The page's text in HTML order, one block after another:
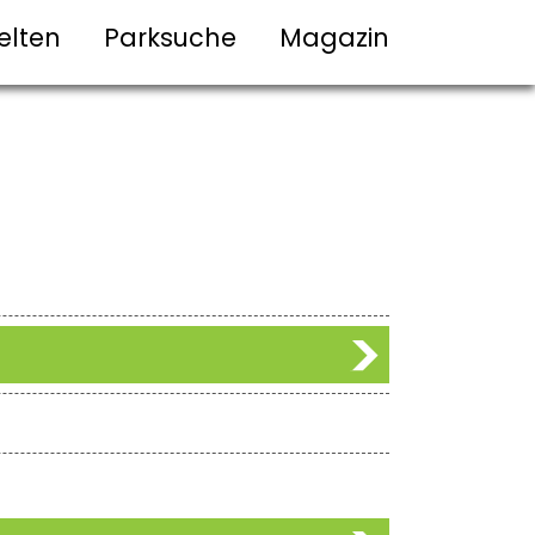
Parksuche Magazin